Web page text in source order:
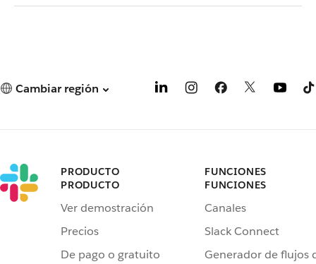
Cambiar región
PRODUCTO
PRODUCTO
Ver demostración
Precios
De pago o gratuito
FUNCIONES
FUNCIONES
Canales
Slack Connect
Generador de flujos